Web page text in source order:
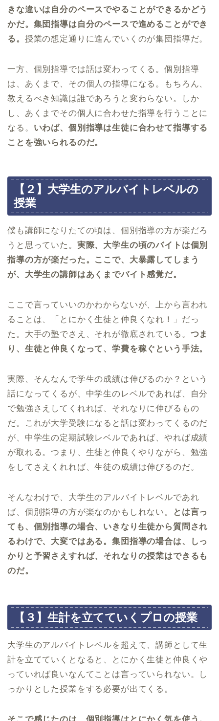
きな違いは自分のペースでやることができるかどう
かだ。集団指導は自分のペースで進めることができ
る。 授業の想定通りに進んでいくのが集団指導だ。
一方、個別指導では話は変わってくる。個別指導
は、あくまで、その個人の指導になる。もちろん、
教えるべき知識は誰であろうと変わらない。しか
し、あくまでその個人に合わせた指導を行うことに
なる。 いわば、個別指導は生徒に合わせて指導する
ことを強いられるのだ。
【２】大学生のアルバイトレベルの
授業
僕も講師になりたての頃は、個別指導の方が楽だろ
うと思っていた。 実際、大学生の頃のバイトは個別
指導の方が楽だった。ここで、大暴露してしまう
が、大学生の講師はあくまでバイト感覚だ。
ここで言っていいのかわからないが、上から言われ
ることは、「とにかく生徒と仲良くなれ！」だっ
た。大手の塾でさえ、それが徹底されている。 つま
り、生徒と仲良くなって、学費を稼ぐという手法。
実際、そんなんで学生の成績は伸びるのか？という
話になってくるが、中学生のレベルであれば、自分
で勉強さえしてくれれば、それなりに伸びるもの
だ。これが大学受験になると話は変わってくるのだ
が、中学生の定期試験レベルであれば、やれば成績
が取れる。つまり、生徒と仲良くやりながら、勉強
をしてさえくれれば、生徒の成績は伸びるのだ。
そんなわけで、大学生のアルバイトレベルであれ
ば、個別指導の方が楽なのかもしれない。
とは言っ
ても、個別指導の場合、いきなり生徒から質問され
るわけで、大変ではある。集団指導の場合は、しっ
かりと予習さえすれば、それなりの授業はできるも
のだ。
【３】生計を立てていくプロの授業
大学生のアルバイトレベルを超えて、講師として生
計を立てていくとなると、とにかく生徒と仲良くや
っていれば良いなんてことは言っていられない。し
っかりとした授業をする必要が出てくる。